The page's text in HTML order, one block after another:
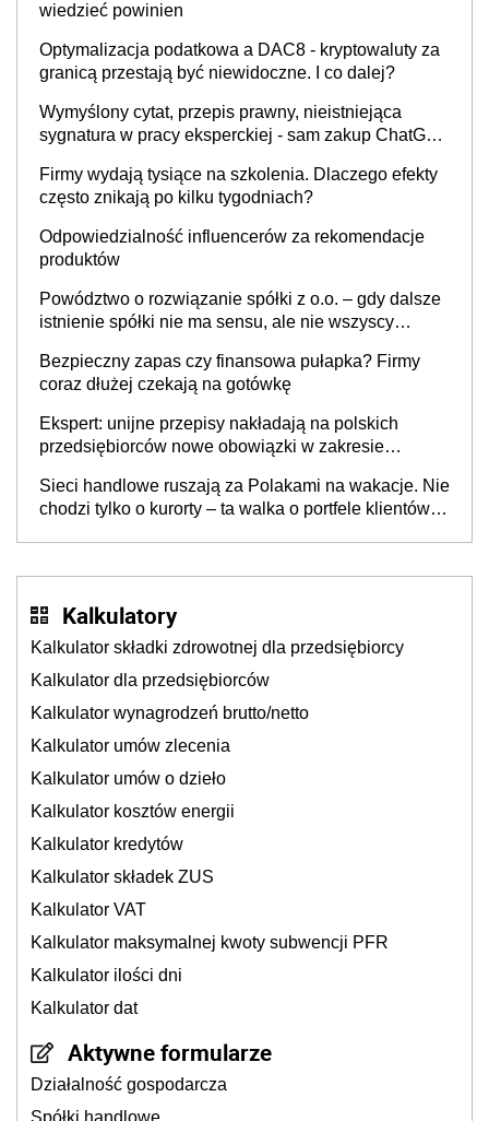
wiedzieć powinien
Optymalizacja podatkowa a DAC8 - kryptowaluty za
granicą przestają być niewidoczne. I co dalej?
Wymyślony cytat, przepis prawny, nieistniejąca
sygnatura w pracy eksperckiej - sam zakup ChatGPT
Firmy wydają tysiące na szkolenia. Dlaczego efekty
często znikają po kilku tygodniach?
Odpowiedzialność influencerów za rekomendacje
produktów
Powództwo o rozwiązanie spółki z o.o. – gdy dalsze
istnienie spółki nie ma sensu, ale nie wszyscy
Bezpieczny zapas czy finansowa pułapka? Firmy
coraz dłużej czekają na gotówkę
Ekspert: unijne przepisy nakładają na polskich
przedsiębiorców nowe obowiązki w zakresie
Sieci handlowe ruszają za Polakami na wakacje. Nie
chodzi tylko o kurorty – ta walka o portfele klientów
Kalkulatory
Kalkulator składki zdrowotnej dla przedsiębiorcy
Kalkulator dla przedsiębiorców
Kalkulator wynagrodzeń brutto/netto
Kalkulator umów zlecenia
Kalkulator umów o dzieło
Kalkulator kosztów energii
Kalkulator kredytów
Kalkulator składek ZUS
Kalkulator VAT
Kalkulator maksymalnej kwoty subwencji PFR
Kalkulator ilości dni
Kalkulator dat
Aktywne formularze
Działalność gospodarcza